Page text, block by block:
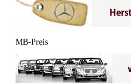
MB-Preis